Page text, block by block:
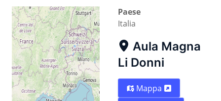
Paese
Italia
Aula Magna
Li Donni
Mappa